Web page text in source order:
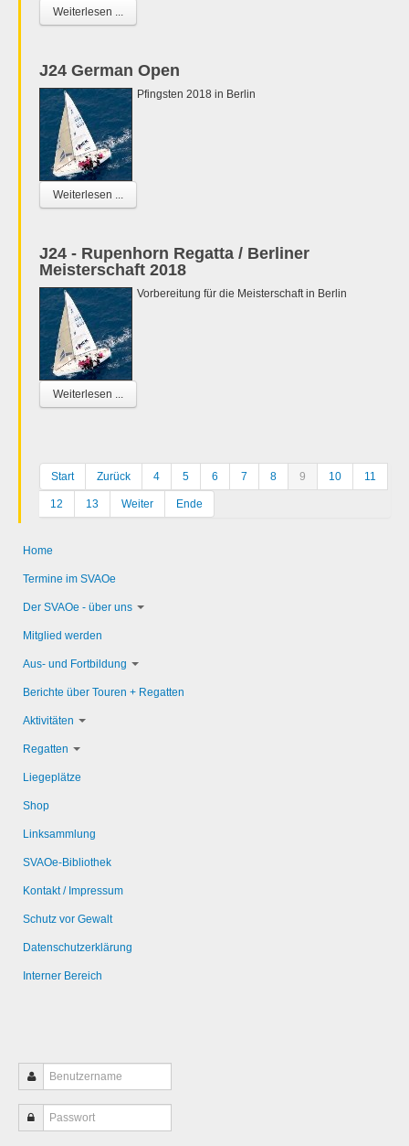
Weiterlesen ...
J24 German Open
Pfingsten 2018 in Berlin
Weiterlesen ...
J24 - Rupenhorn Regatta / Berliner
Meisterschaft 2018
Vorbereitung für die Meisterschaft in Berlin
Weiterlesen ...
Start Zurück 4 5 6 7 8 9 10 11
12 13 Weiter Ende
Home
Termine im SVAOe
Der SVAOe - über uns
Mitglied werden
Aus- und Fortbildung
Berichte über Touren + Regatten
Aktivitäten
Regatten
Liegeplätze
Shop
Linksammlung
SVAOe-Bibliothek
Kontakt / Impressum
Schutz vor Gewalt
Datenschutzerklärung
Interner Bereich